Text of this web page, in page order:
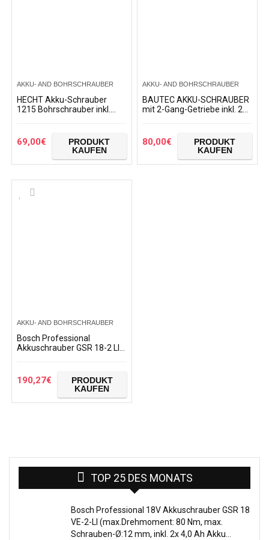
AKKU- AND BOHRSCHRAUBER
HECHT Akku-Schrauber
1215 Bohrschrauber inkl.
69,00€
PRODUKT
KAUFEN
AKKU- AND BOHRSCHRAUBER
BAUTEC AKKU-SCHRAUBER
mit 2-Gang-Getriebe inkl. 2x
80,00€
PRODUKT
KAUFEN
AKKU- AND BOHRSCHRAUBER
Bosch Professional
Akkuschrauber GSR 18-2 LI
L-BOXX)+Bosch…
190,27€
PRODUKT
KAUFEN
TOP 25 DES MONATS
Bosch Professional 18V Akkuschrauber GSR 18
VE-2-LI (max.Drehmoment: 80 Nm, max.
Schrauben-Ø:12 mm, inkl. 2x 4,0 Ah Akku…